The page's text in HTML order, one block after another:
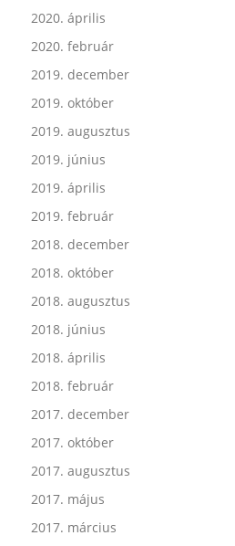
2020. április
2020. február
2019. december
2019. október
2019. augusztus
2019. június
2019. április
2019. február
2018. december
2018. október
2018. augusztus
2018. június
2018. április
2018. február
2017. december
2017. október
2017. augusztus
2017. május
2017. március